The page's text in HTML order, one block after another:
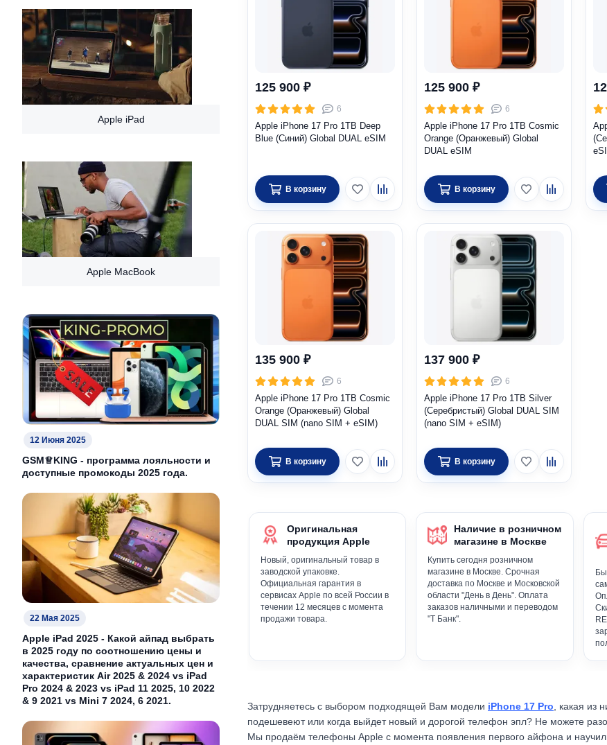
Apple iPad
Apple MacBook
12 Июня 2025
GSM♕KING - программа лояльности и
доступные промокоды 2025 года.
22 Мая 2025
Apple iPad 2025 - Какой айпад выбрать
в 2025 году по соотношению цены и
качества, сравнение актуальных цен и
характеристик Air 2025 & 2024 vs iPad
Pro 2024 & 2023 vs iPad 11 2025, 10 2022
& 9 2021 vs Mini 7 2024, 6 2021.
125 900 ₽
6
Apple iPhone 17 Pro 1TB Deep
Blue (Синий) Global DUAL eSIM
В корзину
125 900 ₽
6
Apple iPhone 17 Pro 1TB Cosmic
Orange (Оранжевый) Global
DUAL eSIM
В корзину
135 900 ₽
6
Apple iPhone 17 Pro 1TB Cosmic
Orange (Оранжевый) Global
DUAL SIM (nano SIM + eSIM)
В корзину
137 900 ₽
6
Apple iPhone 17 Pro 1TB Silver
(Серебристый) Global DUAL SIM
(nano SIM + eSIM)
В корзину
Оригинальная
продукция Apple
Новый, оригинальный товар в
заводской упаковке.
Официальная гарантия в
сервисах Apple по всей России в
течении 12 месяцев с момента
продажи товара.
Наличие в розничном
магазине в Москве
Купить сегодня розничном
магазине в Москве. Срочная
доставка по Москве и Московской
области "День в День". Оплата
заказов наличными и переводом
"Т Банк".
Затрудняетесь с выбором подходящей Вам модели iPhone 17 Pro , какая из
подешевеют или когда выйдет новый и дорогой телефон эпл? Не можете
Мы продаём телефоны Apple с момента появления первого айфона и